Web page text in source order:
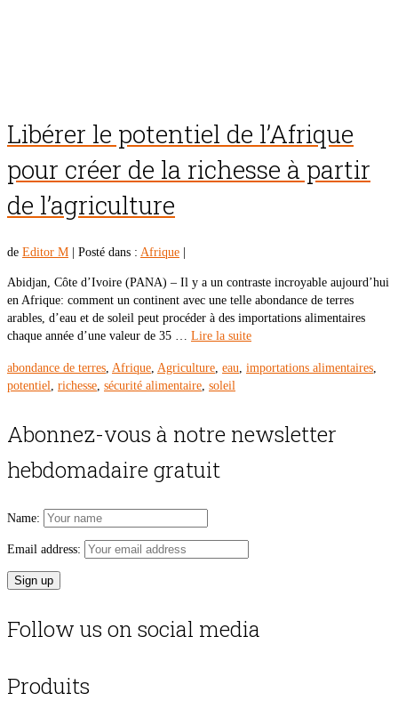
Libérer le potentiel de l’Afrique
pour créer de la richesse à partir
de l’agriculture
de Editor M Posté dans : Afrique
Abidjan, Côte d’Ivoire (PANA) – Il y a un contraste incroyable aujourd’hui
en Afrique: comment un continent avec une telle abondance de terres
arables, d’eau et de soleil peut procéder à des importations alimentaires
chaque année d’une valeur de 35 … Lire la suite
abondance de terres, Afrique, Agriculture, eau, importations alimentaires,
potentiel, richesse, sécurité alimentaire, soleil
Abonnez-vous à notre newsletter
hebdomadaire gratuit
Name:
Email address:
Follow us on social media
Produits